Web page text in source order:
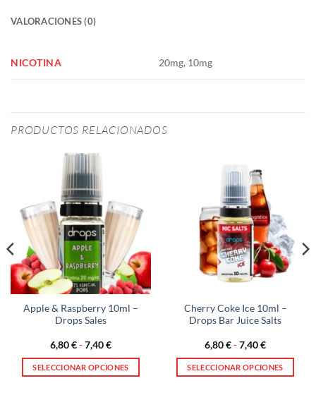
VALORACIONES (0)
NICOTINA 20mg, 10mg
PRODUCTOS RELACIONADOS
Apple & Raspberry 10ml –
Drops Sales
6,80€-7,40€Rango
precios:
desde
SELECCIONAR OPCIONES
Cherry Coke Ice 10ml –
Drops Bar Juice Salts
6,80€-7,40€Rango
precios:
desde
SELECCIONAR OPCIONES